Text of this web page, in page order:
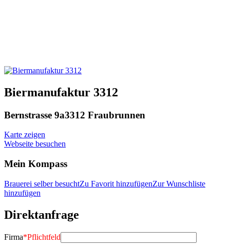
Biermanufaktur 3312
Bernstrasse 9a3312 Fraubrunnen
Karte zeigen
Webseite besuchen
Mein Kompass
Brauerei selber besuchtZu Favorit hinzufügenZur Wunschliste
hinzufügen
Direktanfrage
Firma*Pflichtfeld